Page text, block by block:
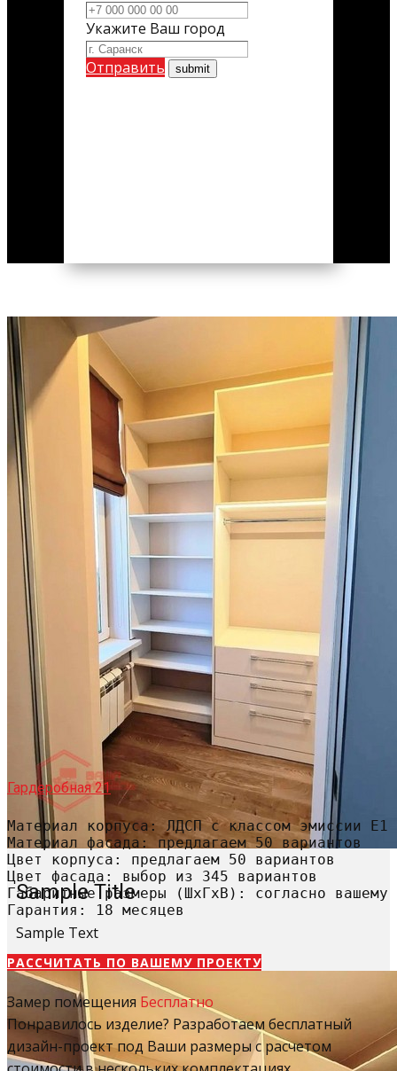
Укажите Ваш город
Отправить
Sample Title
Sample Text
Гардеробная 21
Материал корпуса: ЛДСП с классом эмиссии Е1
Материал фасада: предлагаем 50 вариантов
Цвет корпуса: предлагаем 50 вариантов
Цвет фасада: выбор из 345 вариантов
Габаритные размеры (ШхГхВ): согласно вашему
Гарантия: 18 месяцев
РАССЧИТАТЬ​ ПО ВАШЕМУ ПРОЕКТУ
Замер помещения Бесплатно
Понравилось изделие? Разработаем бесплатный
дизайн-проект под Ваши размеры с расчетом